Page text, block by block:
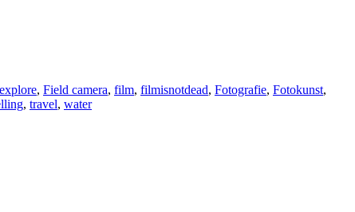
explore, Field camera, film, filmisnotdead, Fotografie, Fotokunst,
, travel, water